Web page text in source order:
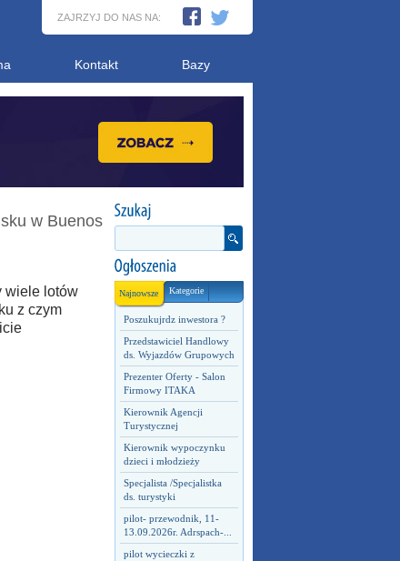
ZAJRZYJ DO NAS NA:
Kontakt Bazy
Najnowsze Kategorie
Poszukujrdz inwestora ?
Przedstawiciel Handlowy
ds. Wyjazdów Grupowych
Prezenter Oferty - Salon
Firmowy ITAKA
Kierownik Agencji
Turystycznej
Kierownik wypoczynku
dzieci i młodzieży
Specjalista /Specjalistka
ds. turystyki
pilot- przewodnik, 11-
13.09.2026r. Adrspach-...
pilot wycieczki z
w Buenos
wiele lotów
z czym